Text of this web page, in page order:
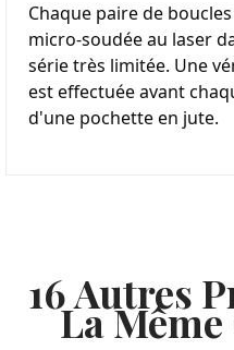
Chaque paire de
micro-soudée au laser
série très limitée. Une
est effectuée avant
d'une pochette en jute.
16 Autres
La